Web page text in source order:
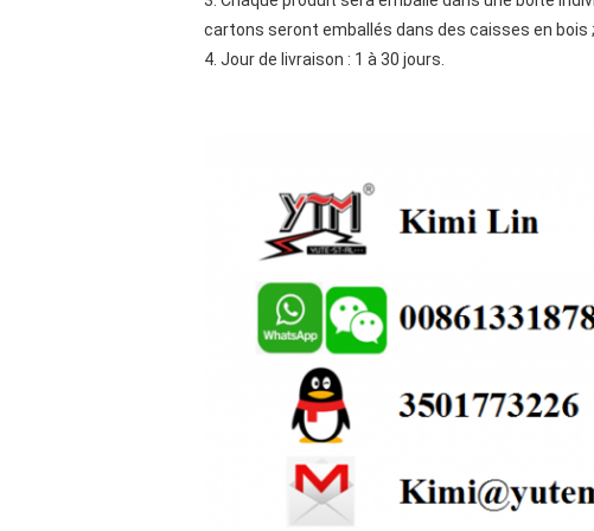
cartons seront emballés dans des caisses en bois ;
4. Jour de livraison : 1 à 30 jours.